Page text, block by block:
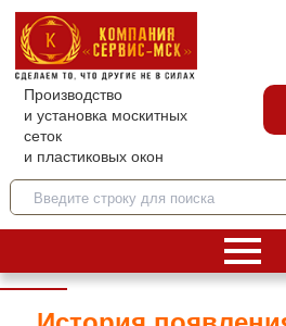
Производство
и установка москитных
сеток
и пластиковых окон